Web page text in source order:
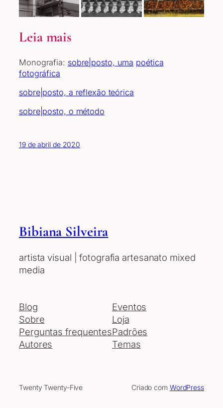
Leia mais
Monografia: sobre|posto, uma poética
fotográfica
sobre|posto, a reflexão teórica
sobre|posto, o método
19 de abril de 2020
Bibiana Silveira
artista visual | fotografia artesanato mixed
media
Blog
Sobre
Perguntas frequentes
Autores
Eventos
Loja
Padrões
Temas
Twenty Twenty-Five Criado com WordPress